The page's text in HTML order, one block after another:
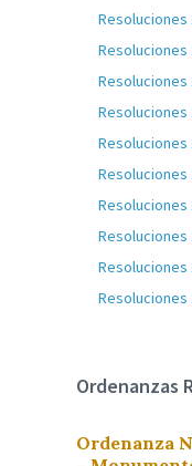
Resoluciones
Resoluciones
Resoluciones
Resoluciones
Resoluciones
Resoluciones
Resoluciones
Resoluciones
Resoluciones
Resoluciones
Ordenanzas
Ordenanza